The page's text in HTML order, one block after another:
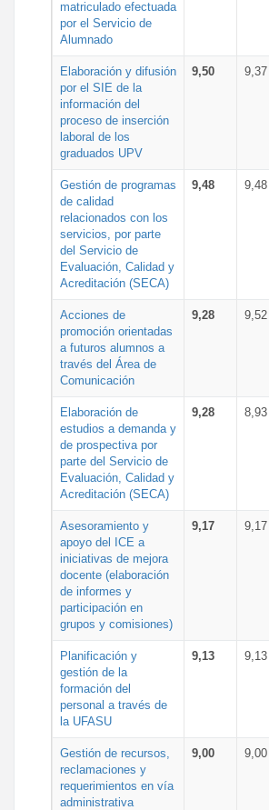
matriculado efectuada
por el Servicio de
Alumnado
Elaboración y difusión
por el SIE de la
información del
proceso de inserción
laboral de los
graduados UPV
9,50 9,37
Gestión de programas
de calidad
relacionados con los
servicios, por parte
del Servicio de
Evaluación, Calidad y
Acreditación (SECA)
9,48 9,48
Acciones de
promoción orientadas
a futuros alumnos a
través del Área de
Comunicación
9,28 9,52
Elaboración de
estudios a demanda y
de prospectiva por
parte del Servicio de
Evaluación, Calidad y
Acreditación (SECA)
9,28 8,93
Asesoramiento y
apoyo del ICE a
iniciativas de mejora
docente (elaboración
de informes y
participación en
grupos y comisiones)
9,17 9,17
Planificación y
gestión de la
formación del
personal a través de
la UFASU
9,13 9,13
Gestión de recursos,
reclamaciones y
requerimientos en vía
administrativa
9,00 9,00